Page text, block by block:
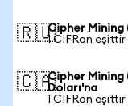
🇷🇺Cipher Mining
1 CIFRon eşittir
🇨🇦Cipher Mining
Doları'na
1 CIFRon